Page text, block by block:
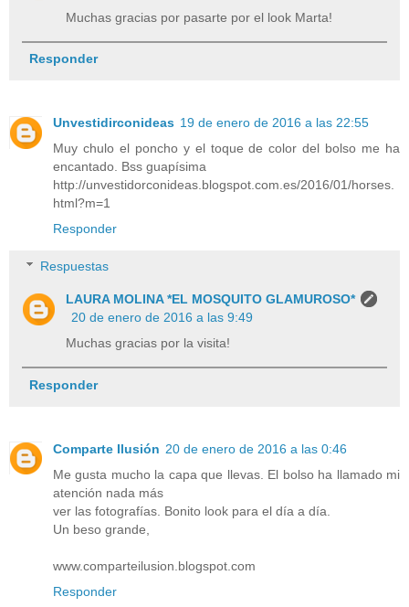
Muchas gracias por pasarte por el look Marta!
Responder
Unvestidirconideas 19 de enero de 2016 a las 22:55
Muy chulo el poncho y el toque de color del bolso me ha
encantado. Bss guapísima
http://unvestidorconideas.blogspot.com.es/2016/01/horses.
html?m=1
Responder
Respuestas
LAURA MOLINA *EL MOSQUITO GLAMUROSO*
20 de enero de 2016 a las 9:49
Muchas gracias por la visita!
Responder
Comparte Ilusión 20 de enero de 2016 a las 0:46
Me gusta mucho la capa que llevas. El bolso ha llamado mi
atención nada más
ver las fotografías. Bonito look para el día a día.
Un beso grande,
www.comparteilusion.blogspot.com
Responder